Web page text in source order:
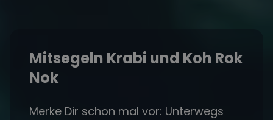
Mitsegeln Krabi und Koh Rok
Nok
Merke Dir schon mal vor: Unterwegs